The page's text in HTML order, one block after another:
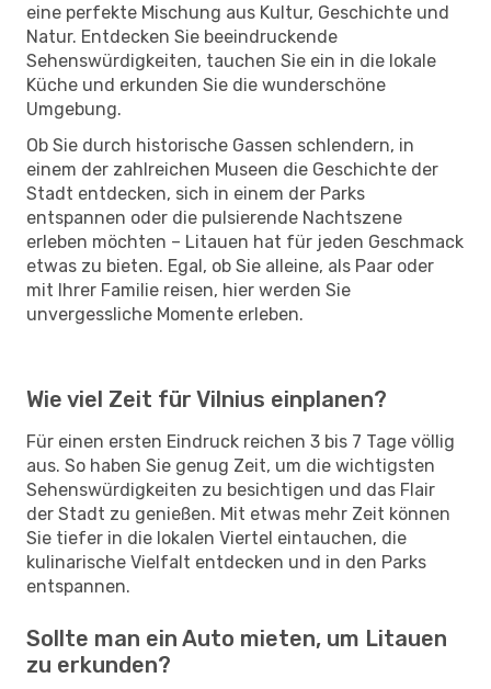
eine perfekte Mischung aus Kultur, Geschichte und
Natur. Entdecken Sie beeindruckende
Sehenswürdigkeiten, tauchen Sie ein in die lokale
Küche und erkunden Sie die wunderschöne
Umgebung.
Ob Sie durch historische Gassen schlendern, in
einem der zahlreichen Museen die Geschichte der
Stadt entdecken, sich in einem der Parks
entspannen oder die pulsierende Nachtszene
erleben möchten – Litauen hat für jeden Geschmack
etwas zu bieten. Egal, ob Sie alleine, als Paar oder
mit Ihrer Familie reisen, hier werden Sie
unvergessliche Momente erleben.
Wie viel Zeit für Vilnius einplanen?
Für einen ersten Eindruck reichen 3 bis 7 Tage völlig
aus. So haben Sie genug Zeit, um die wichtigsten
Sehenswürdigkeiten zu besichtigen und das Flair
der Stadt zu genießen. Mit etwas mehr Zeit können
Sie tiefer in die lokalen Viertel eintauchen, die
kulinarische Vielfalt entdecken und in den Parks
entspannen.
Sollte man ein Auto mieten, um Litauen
zu erkunden?